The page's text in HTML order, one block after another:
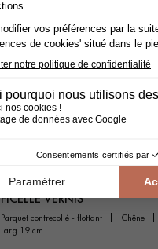
FICELLE VERNIS
parquet contrecollé - flottant chêne
larg 19 cm